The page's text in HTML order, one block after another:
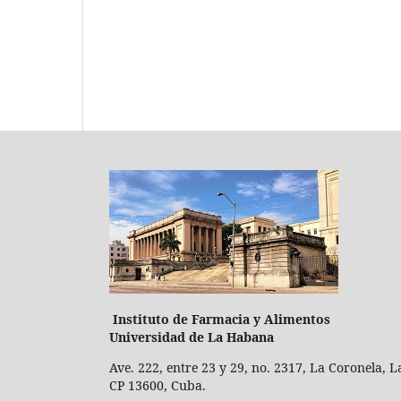
Instituto de Farmacia y
Universidad de La Habana
Ave. 222, entre 23 y 29, no. 2317, La Coronela,
CP 13600, Cuba.